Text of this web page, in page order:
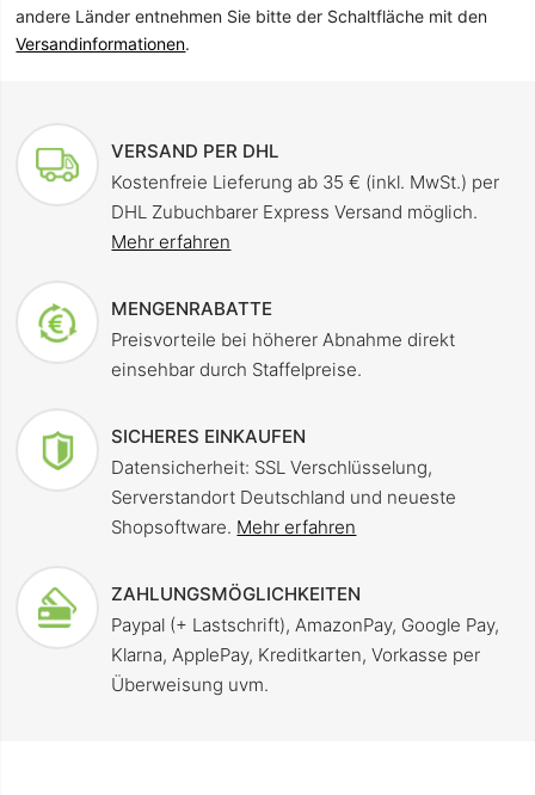
andere Länder entnehmen Sie bitte der Schaltfläche mit den
Versandinformationen.
VERSAND PER DHL
Kostenfreie Lieferung ab 35 € (inkl. MwSt.) per
DHL Zubuchbarer Express Versand möglich.
Mehr erfahren
MENGENRABATTE
Preisvorteile bei höherer Abnahme direkt
einsehbar durch Staffelpreise.
SICHERES EINKAUFEN
Datensicherheit: SSL Verschlüsselung,
Serverstandort Deutschland und neueste
Shopsoftware. Mehr erfahren
ZAHLUNGSMÖGLICHKEITEN
Paypal (+ Lastschrift), AmazonPay, Google Pay,
Klarna, ApplePay, Kreditkarten, Vorkasse per
Überweisung uvm.